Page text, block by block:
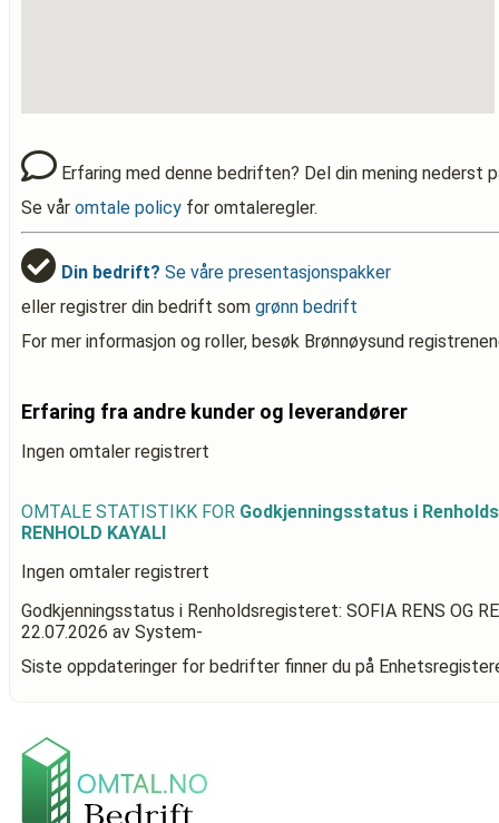
Erfaring med denne bedriften? Del din mening nederst
Se vår omtale policy for omtaleregler.
Din bedrift? Se våre presentasjonspakker
eller registrer din bedrift som grønn bedrift
For mer informasjon og roller, besøk Brønnøysund
Erfaring fra andre kunder og leverandører
Ingen omtaler registrert
OMTALE STATISTIKK FOR Godkjenningsstatus i
RENHOLD KAYALI
Ingen omtaler registrert
Godkjenningsstatus i Renholdsregisteret: SOFIA RENS OG
22.07.2026 av System-
Siste oppdateringer for bedrifter finner du på